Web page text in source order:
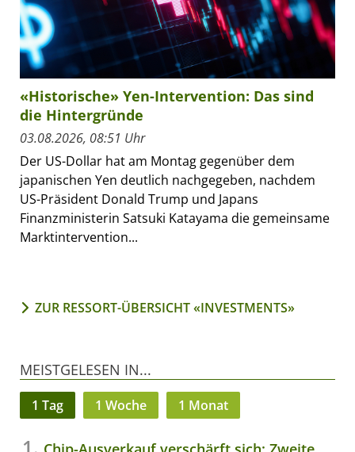
«Historische» Yen-Intervention: Das sind
die Hintergründe
03.08.2026, 08:51 Uhr
Der US-Dollar hat am Montag gegenüber dem
japanischen Yen deutlich nachgegeben, nachdem
US-Präsident Donald Trump und Japans
Finanzministerin Satsuki Katayama die gemeinsame
Marktintervention...
ZUR RESSORT-ÜBERSICHT «INVESTMENTS»
MEISTGELESEN IN...
1 Tag 1 Woche 1 Monat